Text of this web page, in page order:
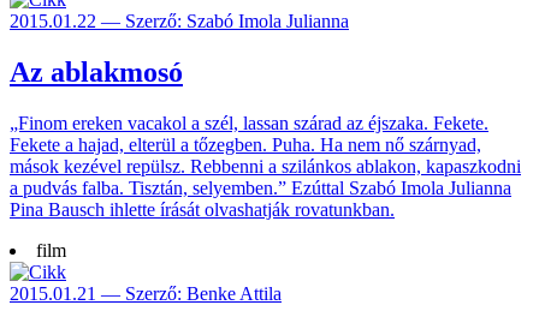
2015.01.22 — Szerző: Szabó Imola Julianna
Az ablakmosó
„Finom ereken vacakol a szél, lassan szárad az éjszaka. Fekete.
Fekete a hajad, elterül a tőzeg­ben. Puha. Ha nem nő szár­nyad,
mások kezével repülsz. Reb­benni a szilán­kos ablakon, kapasz­kodni
a pudvás falba. Tisztán, selyem­ben.” Ezúttal Szabó Imola Julianna
Pina Bausch ihlette írását olvas­hatják rova­tunkban.
film
2015.01.21 — Szerző: Benke Attila